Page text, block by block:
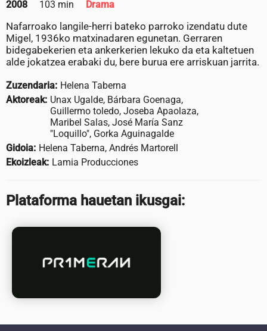
2008 103 min Drama
Nafarroako langile-herri bateko parroko izendatu dute
Migel, 1936ko matxinadaren egunetan. Gerraren
bidegabekerien eta ankerkerien lekuko da eta kaltetuen
alde jokatzea erabaki du, bere burua ere arriskuan jarrita.
Zuzendaria: Helena Taberna
Aktoreak: Unax Ugalde, Bárbara Goenaga,
Guillermo toledo, Joseba Apaolaza,
Maribel Salas, José María Sanz
"Loquillo", Gorka Aguinagalde
Gidoia: Helena Taberna, Andrés Martorell
Ekoizleak: Lamia Producciones
Plataforma hauetan ikusgai: